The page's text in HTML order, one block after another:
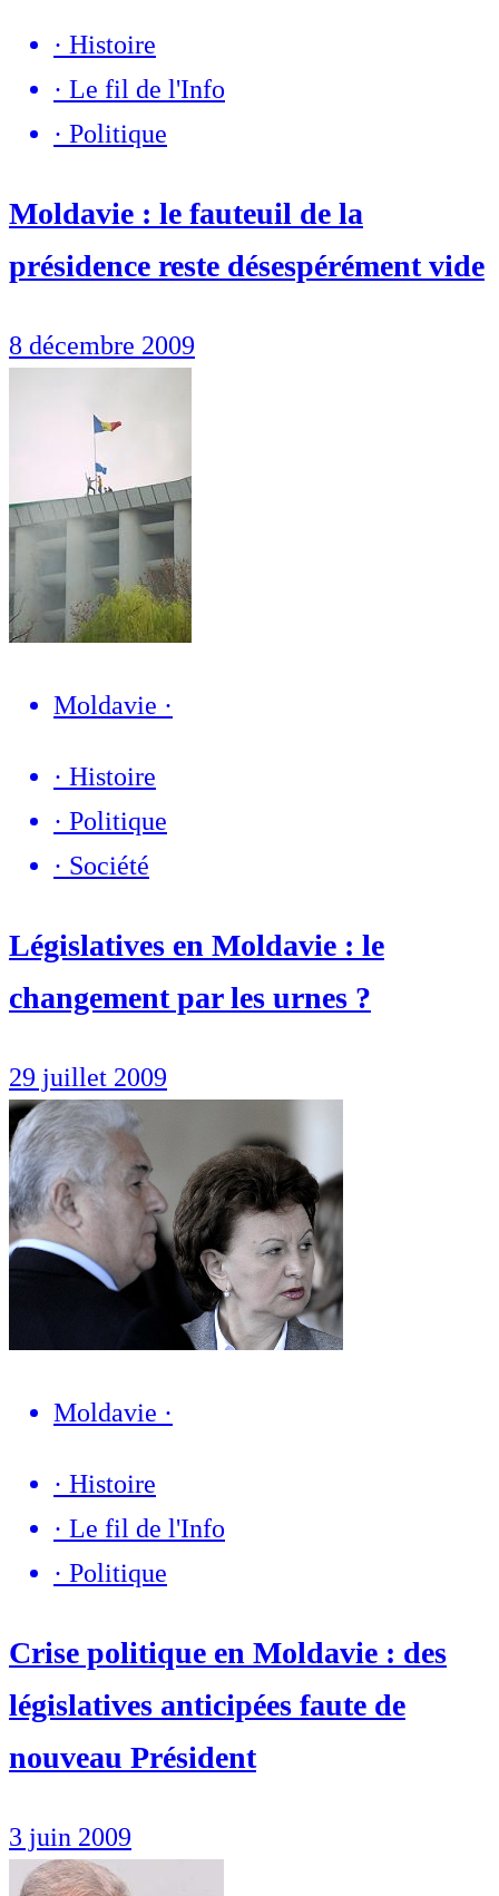
· Histoire
· Le fil de l'Info
· Politique
Moldavie : le fauteuil de la
présidence reste désespérément vide
8 décembre 2009
Moldavie ·
· Histoire
· Politique
· Société
Législatives en Moldavie : le
changement par les urnes ?
29 juillet 2009
Moldavie ·
· Histoire
· Le fil de l'Info
· Politique
Crise politique en Moldavie : des
législatives anticipées faute de
nouveau Président
3 juin 2009